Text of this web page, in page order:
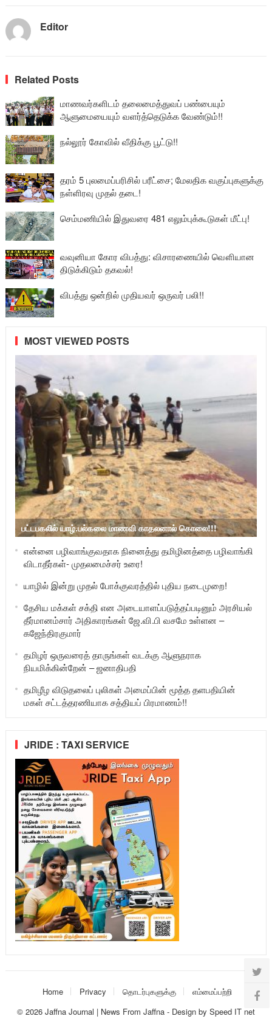
Editor
Related Posts
மாணவர்களிடம் தலைமைத்துவப் பண்பையும்
ஆளுமையையும் வளர்த்தெடுக்க வேண்டும்!!
நல்லூர் கோவில் வீதிக்கு பூட்டு!!
தரம் 5 புலமைப்பரிசில் பரீட்சை; மேலதிக வகுப்புகளுக்கு
நள்ளிரவு முதல் தடை!
செம்மணியில் இதுவரை 481 எலும்புக்கூடுகள் மீட்பு!
வவுனியா கோர விபத்து: விசாரணையில் வௌியான
திடுக்கிடும் தகவல்!
விபத்து ஒன்றில் முதியவர் ஒருவர் பலி!!
MOST VIEWED POSTS
பட்டபகலில் யாழ்.பல்கலை மாணவி காதலனால் கொலை!!!
என்னை பழிவாங்குவதாக நினைத்து தமிழினத்தை பழிவாங்கி
விடாதீர்கள்- முதலமைச்சர் உரை!
யாழில் இன்று முதல் போக்குவரத்தில் புதிய நடைமுறை!
தேசிய மக்கள் சக்தி என அடையாளப்படுத்தப்படினும் அரசியல்
தீர்மானம்சார் அதிகாரங்கள் ஜே.வி.பி வசமே உள்ளன –
கஜேந்திரகுமார்
தமிழர் ஒருவரைத் தாருங்கள் வடக்கு ஆளுநராக
நியமிக்கின்றேன் – ஜனாதிபதி
தமிழீழ விடுதலைப் புலிகள் அமைப்பின் மூத்த தளபதியின்
மகள் சட்டத்தரணியாக சத்தியப் பிரமாணம்!!
JRIDE : TAXI SERVICE
Home Privacy தொடர்புகளுக்கு
எம்மைப்பற்றி
© 2026 Jaffna Journal | News From Jaffna- Design by Speed IT net